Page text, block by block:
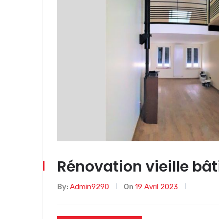
Rénovation vieille
By: Admin9290 On 19 Avril 2023